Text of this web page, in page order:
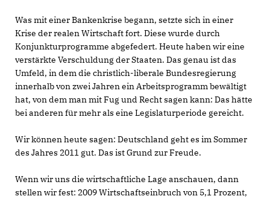
Was mit einer Bankenkrise begann, setzte sich in einer
Krise der realen Wirtschaft fort. Diese wurde durch
Konjunkturprogramme abgefedert. Heute haben wir eine
verstärkte Verschuldung der Staaten. Das genau ist das
Umfeld, in dem die christlich-liberale Bundesregierung
innerhalb von zwei Jahren ein Arbeitsprogramm bewältigt
hat, von dem man mit Fug und Recht sagen kann: Das hätte
bei anderen für mehr als eine Legislaturperiode gereicht.
Wir können heute sagen: Deutschland geht es im Sommer
des Jahres 2011 gut. Das ist Grund zur Freude.
Wenn wir uns die wirtschaftliche Lage anschauen, dann
stellen wir fest: 2009 Wirtschaftseinbruch von 5,1 Prozent,